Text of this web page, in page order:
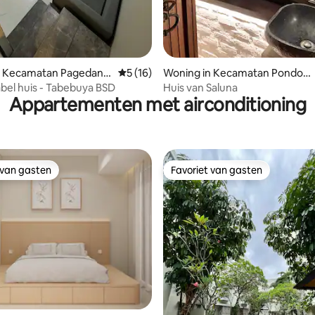
van 5 uit 5, 30 recensies
Pagedang
Gemiddelde beoordeling van 5 uit 5, 16
5 (16)
huis - Tabebuya BSD
Woning in Kecamatan Pondok
Aren
Huis van Saluna
Appartementen met airconditioning
gasten
gasten Favoriet van gasten
Favoriet van gasten